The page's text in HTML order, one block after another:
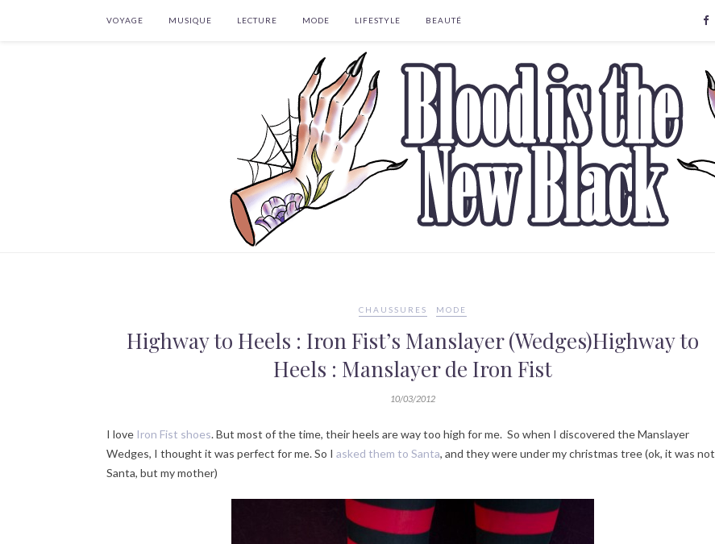
VOYAGE MUSIQUE LECTURE MODE LIFESTYLE BEAUTÉ
CHAUSSURES MODE
Highway to Heels : Iron Fist’s Manslayer (Wedges)Highway to
Heels : Manslayer de Iron Fist
10/03/2012
I love Iron Fist shoes. But most of the time, their heels are way too high for me. So when I discovered the Manslayer
Wedges, I thought it was perfect for me. So I asked them to Santa, and they were under my christmas tree (ok, it was not
Santa, but my mother)